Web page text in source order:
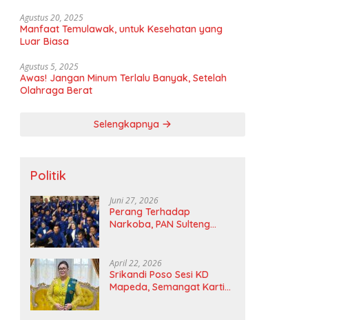
Agustus 20, 2025
Manfaat Temulawak, untuk Kesehatan yang
Luar Biasa
Agustus 5, 2025
Awas! Jangan Minum Terlalu Banyak, Setelah
Olahraga Berat
Selengkapnya
Politik
Juni 27, 2026
Perang Terhadap
Narkoba, PAN Sulteng
DPD
April 22, 2026
Srikandi Poso Sesi KD
Mapeda, Semangat Kartini